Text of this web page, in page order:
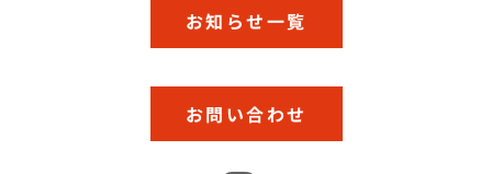
お知らせ一覧
お問い合わせ